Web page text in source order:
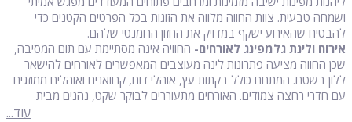
ושמחה טבעית. צוות החווה מלווה את הזוגות בכל הפרטים הקטנים כדי
להבטיח שהאירוע ישקף במדויק את החזון הרומנטי שלהם.
אירוח ולינת גלמפינג לאורחים- החוויה אינה מסתיימת עם תום המסיבה,
שכן החווה מציעה פתרונות לינה מעוצבים המאפשרים לאורחים להישאר
ללון בשטח. המתחם כולל בקתות עץ, אוהלי דום, קרוואנים ואוהלים ממוזגים
עם חדרי רחצה צמודים. האורחים מתעוררים לבוקר שקט, נהנים מבית
עוד...